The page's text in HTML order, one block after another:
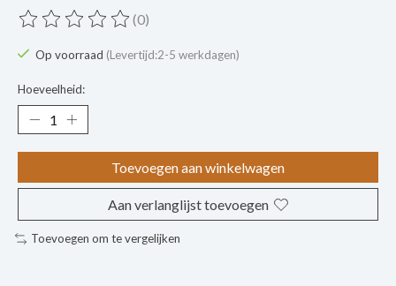
De beoordeling van dit product is
(0)
Op voorraad (Levertijd:2-5 werkdagen)
Hoeveelheid:
Toevoegen aan winkelwagen
Aan verlanglijst toevoegen
Toevoegen om te vergelijken